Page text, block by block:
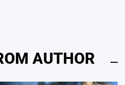
AUTHOR